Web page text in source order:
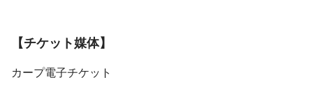
【チケット媒体】
カープ電子チケット